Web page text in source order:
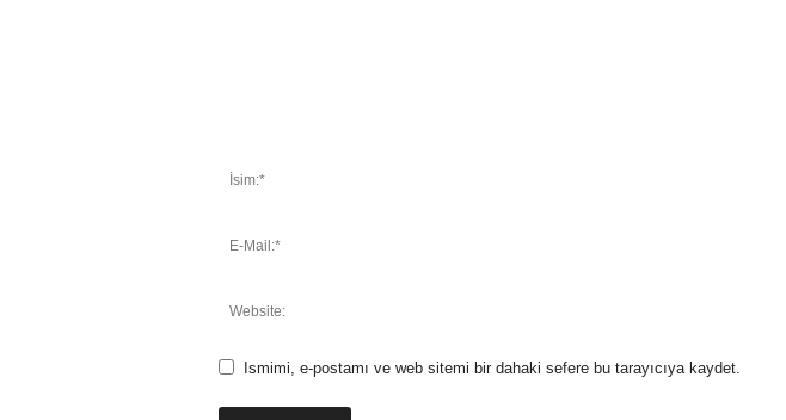
Ismimi, e-postamı ve web sitemi bir dahaki sefere bu tarayıcıya kaydet.